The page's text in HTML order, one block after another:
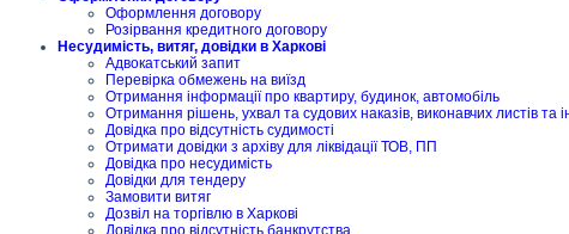
Оформлення договору
Розірвання кредитного договору
Несудимість, витяг, довідки в Харкові
Адвокатський запит
Перевірка обмежень на виїзд
Отримання інформації про квартиру, будинок, автомобіль
Отримання рішень, ухвал та судових наказів, виконавчих листів та
Довідка про відсутність судимості
Отримати довідки з архіву для ліквідації ТОВ, ПП
Довідка про несудимість
Довідки для тендеру
Замовити витяг
Дозвіл на торгівлю в Харкові